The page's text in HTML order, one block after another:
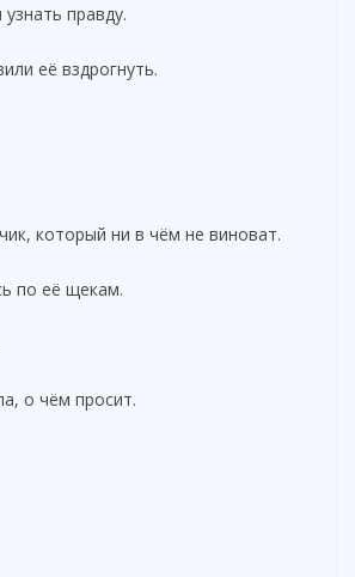
правду.
её вздрогнуть.
который ни в чём не виноват.
по её щекам.
о чём просит.